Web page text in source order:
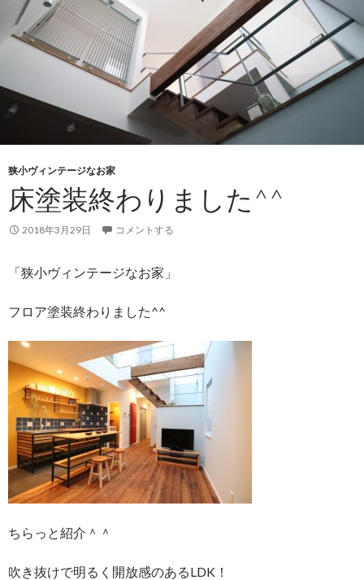
狭小ヴィンテージなお家
床塗装終わりました^^
2018年3月29日 コメントする
「狭小ヴィンテージなお家」
フロア塗装終わりました^^
ちらっと紹介＾＾
吹き抜けで明るく開放感のあるLDK！